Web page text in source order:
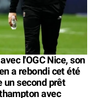
l'OGC Nice, son
a rebondi cet été
un second prêt
avec